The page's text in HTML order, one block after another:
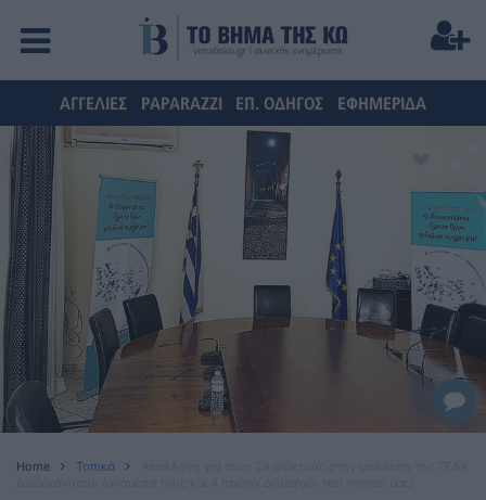
ΑΓΓΕΛΙΕΣ PAPARAZZI ΕΠ. ΟΔΗΓΟΣ ΕΦΗΜΕΡΙΔΑ
Home Τοπικά